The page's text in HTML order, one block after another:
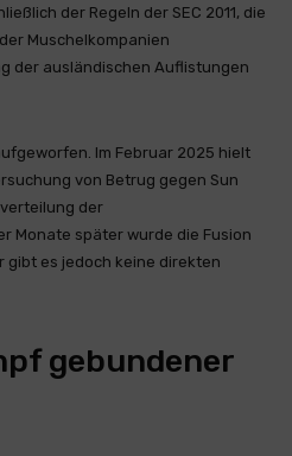
der Regeln der SEC 2011, die
Muschelkompanien
der ausländischen Auflistungen
Im Februar 2025 hielt
von Betrug gegen Sun
der
Monate später wurde die Fusion
gibt es jedoch keine direkten
gebundener